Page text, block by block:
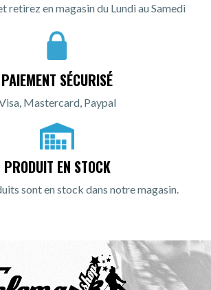
retirez en magasin du Lundi au Samedi
PAIEMENT SÉCURISÉ
Mastercard, Paypal
PRODUIT EN STOCK
sont en stock dans notre magasin.